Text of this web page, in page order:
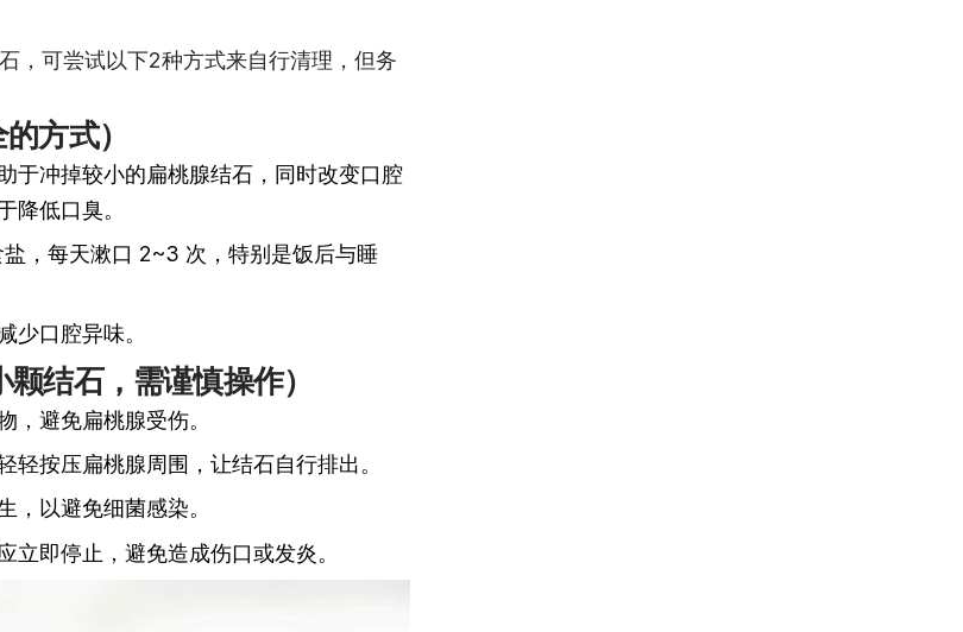
，可尝试以下2种方式来自行清理，但务
方式）
于冲掉较小的扁桃腺结石，同时改变口腔
降低口臭。
，每天漱口 2~3 次，特别是饭后与睡
少口腔异味。
结石，需谨慎操作）
，避免扁桃腺受伤。
按压扁桃腺周围，让结石自行排出。
，以避免细菌感染。
立即停止，避免造成伤口或发炎。